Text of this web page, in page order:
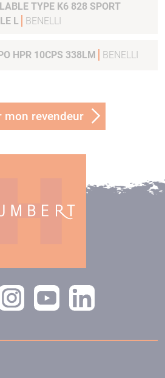
TYPE K6 828 SPORT
L
BENELLI
HPR 10CPS 338LM BENELLI
mon revendeur